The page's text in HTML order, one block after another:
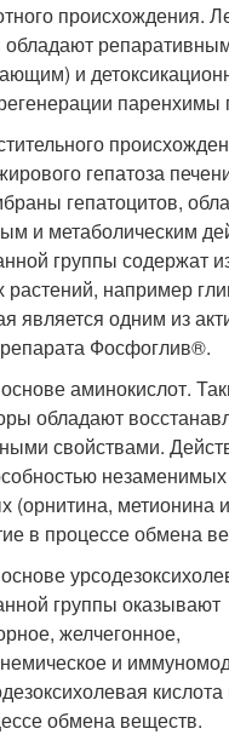
происхождения.
обладают
и
паренхимы
гепатоза
гепатоцитов,
и метаболическим
группы содержат
растений, например
является одним из
Фосфоглив®.
аминокислот.
обладают
свойствами.
(орнитина, метионина
в процессе обмена
группы оказывают
желчегонное,
и
обмена веществ.